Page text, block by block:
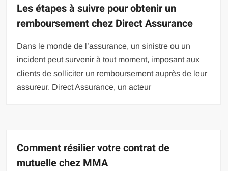
Les étapes à suivre pour obtenir un
remboursement chez Direct Assurance
Dans le monde de l’assurance, un sinistre ou un
incident peut survenir à tout moment, imposant aux
clients de solliciter un remboursement auprès de leur
assureur. Direct Assurance, un acteur
Comment résilier votre contrat de
mutuelle chez MMA